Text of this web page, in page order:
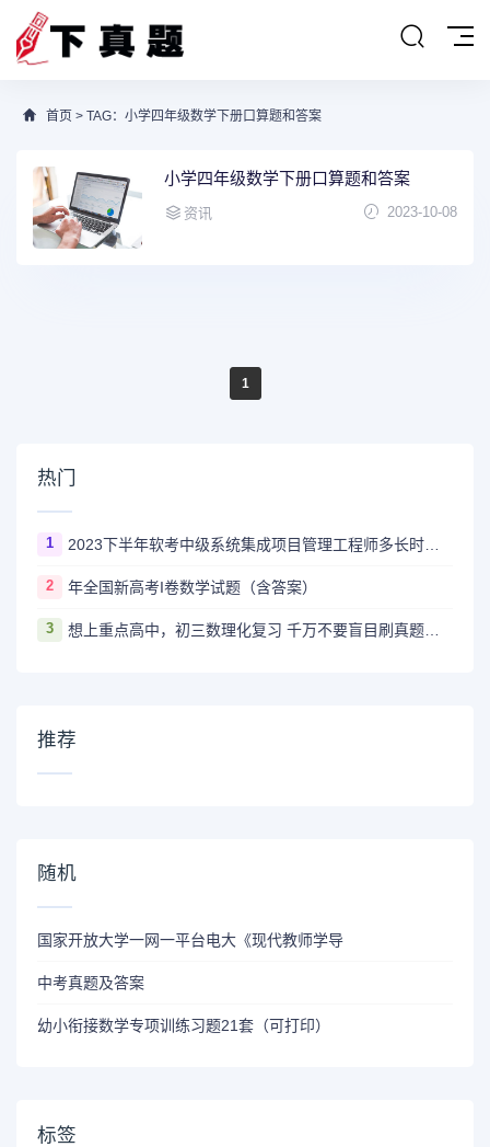
首页 > TAG：小学四年级数学下册口算题和答案
小学四年级数学下册口算题和答案
资讯 2023-10-08
1
热门
1 2023下半年软考中级系统集成项目管理工程师多长时间出成绩
2 年全国新高考I卷数学试题（含答案）
3 想上重点高中，初三数理化复习 千万不要盲目刷真题卷和模拟卷！
推荐
随机
国家开放大学一网一平台电大《现代教师学导
中考真题及答案
幼小衔接数学专项训练习题21套（可打印）
标签